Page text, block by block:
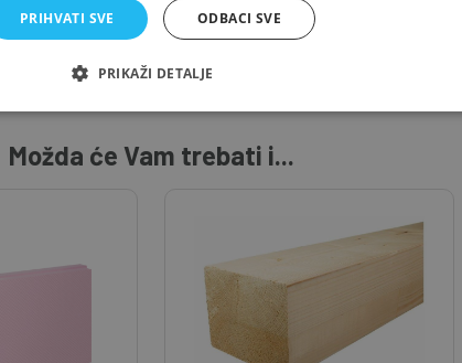
Možda će Vam trebati i...
PRIHVATI SVE ODBACI SVE
PRIKAŽI DETALJE